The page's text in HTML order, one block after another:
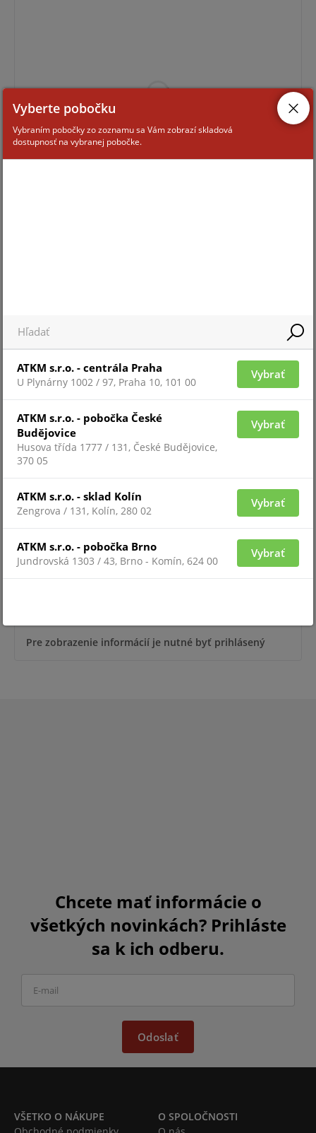
Pre zobrazenie informácií je nutné byť prihlásený
UTP-6-OFC-ECA-BLK/305
Pre zobrazenie informácií je nutné byť prihlásený
Chcete mať informácie o
všetkých novinkách? Prihláste
sa k ich odberu.
Odoslať
VŠETKO O NÁKUPE
O SPOLOČNOSTI
Vyberte pobočku
Vybraním pobočky zo zoznamu sa Vám zobrazí skladová
dostupnosť na vybranej pobočke.
ATKM s.r.o. - centrála Praha
U Plynárny 1002 / 97, Praha 10, 101 00
Vybrať
ATKM s.r.o. - pobočka České
Budějovice
Husova třída 1777 / 131, České Budějovice,
370 05
Vybrať
ATKM s.r.o. - sklad Kolín
Zengrova / 131, Kolín, 280 02
Vybrať
ATKM s.r.o. - pobočka Brno
Jundrovská 1303 / 43, Brno - Komín, 624 00
Vybrať